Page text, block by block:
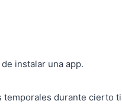
instalar una app.
temporales durante cierto ti